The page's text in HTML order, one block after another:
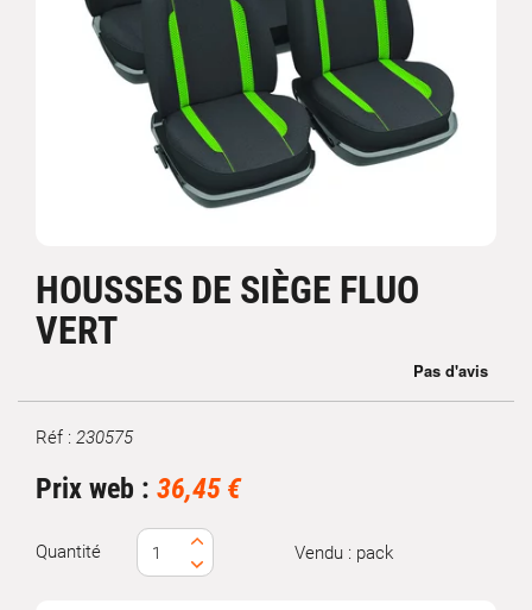
HOUSSES DE SIÈGE FLUO
VERT
Marque
Réf : 230575
Prix web : 36,45 €
Quantité Vendu : pack